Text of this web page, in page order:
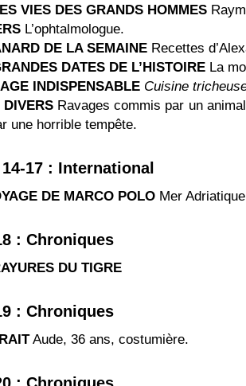
VIES DES GRANDS HOMMES
L’ophtalmologue.
DE LA SEMAINE Recettes
DATES DE L’HISTOIRE La
INDISPENSABLE Cuisine
DIVERSRavages commis par un
une horrible tempête.
17 : International
DE MARCO POLO Mer
: Chroniques
DU TIGRE
: Chroniques
Aude, 36 ans, costumière.